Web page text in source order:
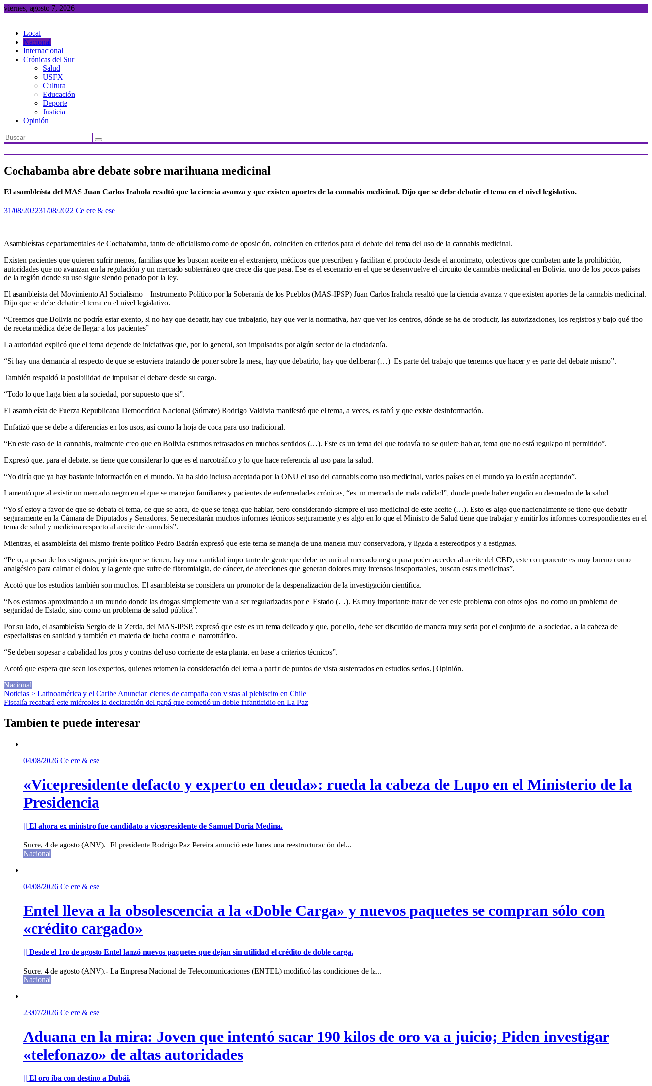
Saltar
viernes, agosto 7, 2026
Local
Nacional
Internacional
Crónicas del Sur
Salud
USFX
Cultura
Educación
Deporte
Justicia
Opinión
Cochabamba abre debate sobre marihuana medicinal
El asambleísta del MAS Juan Carlos Irahola resaltó que la ciencia avanza y que existen aportes de la cannabis medicinal. Dijo que se debe debatir el tema en el nivel legislativo.
31/08/202231/08/2022 Ce ere & ese
Asambleístas departamentales de Cochabamba, tanto de oficialismo como de oposición, coinciden en criterios para el debate del tema del uso de la cannabis medicinal.
Existen pacientes que quieren sufrir menos, familias que les buscan aceite en el extranjero, médicos que prescriben y facilitan el producto desde el anonimato, colectivos que combaten ante la prohibición,
autoridades que no avanzan en la regulación y un mercado subterráneo que crece día que pasa. Ese es el escenario en el que se desenvuelve el circuito de cannabis medicinal en Bolivia, uno de los pocos países
de la región donde su uso sigue siendo penado por la ley.
El asambleísta del Movimiento Al Socialismo – Instrumento Político por la Soberanía de los Pueblos (MAS-IPSP) Juan Carlos Irahola resaltó que la ciencia avanza y que existen aportes de la cannabis medicinal.
Dijo que se debe debatir el tema en el nivel legislativo.
“Creemos que Bolivia no podría estar exento, si no hay que debatir, hay que trabajarlo, hay que ver la normativa, hay que ver los centros, dónde se ha de producir, las autorizaciones, los registros y bajo qué tipo
de receta médica debe de llegar a los pacientes”
La autoridad explicó que el tema depende de iniciativas que, por lo general, son impulsadas por algún sector de la ciudadanía.
“Si hay una demanda al respecto de que se estuviera tratando de poner sobre la mesa, hay que debatirlo, hay que deliberar (…). Es parte del trabajo que tenemos que hacer y es parte del debate mismo”.
También respaldó la posibilidad de impulsar el debate desde su cargo.
“Todo lo que haga bien a la sociedad, por supuesto que sí”.
El asambleísta de Fuerza Republicana Democrática Nacional (Súmate) Rodrigo Valdivia manifestó que el tema, a veces, es tabú y que existe desinformación.
Enfatizó que se debe a diferencias en los usos, así como la hoja de coca para uso tradicional.
“En este caso de la cannabis, realmente creo que en Bolivia estamos retrasados en muchos sentidos (…). Este es un tema del que todavía no se quiere hablar, tema que no está regulapo ni permitido”.
Expresó que, para el debate, se tiene que considerar lo que es el narcotráfico y lo que hace referencia al uso para la salud.
“Yo diría que ya hay bastante información en el mundo. Ya ha sido incluso aceptada por la ONU el uso del cannabis como uso medicinal, varios países en el mundo ya lo están aceptando”.
Lamentó que al existir un mercado negro en el que se manejan familiares y pacientes de enfermedades crónicas, “es un mercado de mala calidad”, donde puede haber engaño en desmedro de la salud.
“Yo sí estoy a favor de que se debata el tema, de que se abra, de que se tenga que hablar, pero considerando siempre el uso medicinal de este aceite (…). Esto es algo que nacionalmente se tiene que debatir
seguramente en la Cámara de Diputados y Senadores. Se necesitarán muchos informes técnicos seguramente y es algo en lo que el Ministro de Salud tiene que trabajar y emitir los informes correspondientes en el
tema de salud y medicina respecto al aceite de cannabis”.
Mientras, el asambleísta del mismo frente político Pedro Badrán expresó que este tema se maneja de una manera muy conservadora, y ligada a estereotipos y a estigmas.
“Pero, a pesar de los estigmas, prejuicios que se tienen, hay una cantidad importante de gente que debe recurrir al mercado negro para poder acceder al aceite del CBD; este componente es muy bueno como
analgésico para calmar el dolor, y la gente que sufre de fibromialgia, de cáncer, de afecciones que generan dolores muy intensos insoportables, buscan estas medicinas”.
Acotó que los estudios también son muchos. El asambleísta se considera un promotor de la despenalización de la investigación científica.
“Nos estamos aproximando a un mundo donde las drogas simplemente van a ser regularizadas por el Estado (…). Es muy importante tratar de ver este problema con otros ojos, no como un problema de
seguridad de Estado, sino como un problema de salud pública”.
Por su lado, el asambleísta Sergio de la Zerda, del MAS-IPSP, expresó que este es un tema delicado y que, por ello, debe ser discutido de manera muy seria por el conjunto de la sociedad, a la cabeza de
especialistas en sanidad y también en materia de lucha contra el narcotráfico.
“Se deben sopesar a cabalidad los pros y contras del uso corriente de esta planta, en base a criterios técnicos”.
Acotó que espera que sean los expertos, quienes retomen la consideración del tema a partir de puntos de vista sustentados en estudios serios.|| Opinión.
Nacional
Navegación
de
entradas
Noticias > Latinoamérica y el Caribe Anuncian cierres de campaña con vistas al plebiscito en Chile
Fiscalía recabará este miércoles la declaración del papá que cometió un doble infanticidio en La Paz
Tambíen te puede interesar
04/08/2026 Ce ere & ese
«Vicepresidente defacto y experto en deuda»: rueda la cabeza de Lupo en el Ministerio de la
Presidencia
|| El ahora ex ministro fue candidato a vicepresidente de Samuel Doria Medina.
Sucre, 4 de agosto (ANV).- El presidente Rodrigo Paz Pereira anunció este lunes una reestructuración del...
Nacional
04/08/2026 Ce ere & ese
Entel lleva a la obsolescencia a la «Doble Carga» y nuevos paquetes se compran sólo con
«crédito cargado»
|| Desde el 1ro de agosto Entel lanzó nuevos paquetes que dejan sin utilidad el crédito de doble carga.
Sucre, 4 de agosto (ANV).- La Empresa Nacional de Telecomunicaciones (ENTEL) modificó las condiciones de la...
Nacional
23/07/2026 Ce ere & ese
Aduana en la mira: Joven que intentó sacar 190 kilos de oro va a juicio; Piden investigar
«telefonazo» de altas autoridades
|| El oro iba con destino a Dubái.